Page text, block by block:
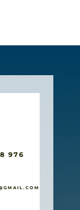
976